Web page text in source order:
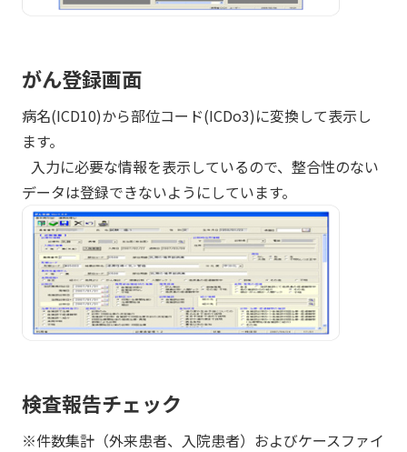
がん登録画面
病名(ICD10)から部位コード(ICDo3)に変換して表示し
ます。
入力に必要な情報を表示しているので、整合性のない
データは登録できないようにしています。
検査報告チェック
※件数集計（外来患者、入院患者）およびケースファイ